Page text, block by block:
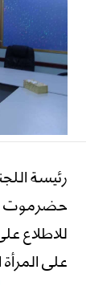
رئيسة
حضرموت
للاطلاع
على المرأة